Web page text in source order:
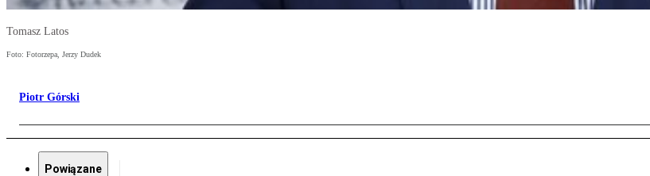
Tomasz Latos
Foto: Fotorzepa, Jerzy Dudek
Piotr Górski
Powiązane